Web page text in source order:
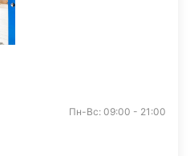
Пн-Вс: 09:00 - 21:00